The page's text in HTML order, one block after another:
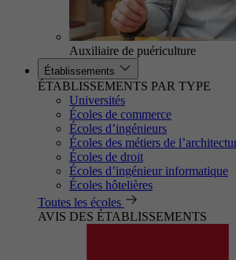
Auxiliaire de puériculture
Établissements
ÉTABLISSEMENTS PAR TYPE
Universités
Écoles de commerce
Écoles d’ingénieurs
Écoles des métiers de
Écoles de droit
Écoles d’ingénieur informatique
Écoles hôtelières
Toutes les écoles
AVIS DES ÉTABLISSEMENTS